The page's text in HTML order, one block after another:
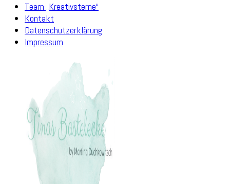
Team „Kreativsterne“
Kontakt
Datenschutzerklärung
Impressum